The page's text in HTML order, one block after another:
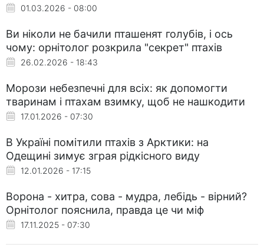
01.03.2026 - 08:00
Ви ніколи не бачили пташенят голубів, і ось
чому: орнітолог розкрила "секрет" птахів
26.02.2026 - 18:43
Морози небезпечні для всіх: як допомогти
тваринам і птахам взимку, щоб не нашкодити
17.01.2026 - 07:30
В Україні помітили птахів з Арктики: на
Одещині зимує зграя рідкісного виду
12.01.2026 - 17:15
Ворона - хитра, сова - мудра, лебідь - вірний?
Орнітолог пояснила, правда це чи міф
17.11.2025 - 07:30